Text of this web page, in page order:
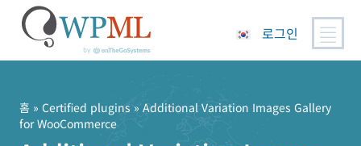
로그인
홈 » Certified plugins » Additional Variation Images Gallery
for WooCommerce